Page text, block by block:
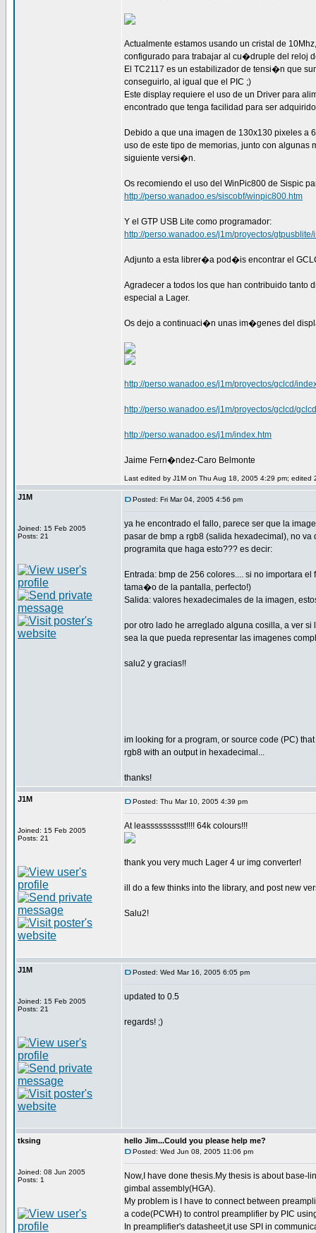
Actualmente estamos usando un cristal de
configurado para trabajar al cu�druple del reloj
El TC2117 es un estabilizador de tensi�n que
conseguirlo, al igual que el PIC ;)
Este display requiere el uso de un Driver para
encontrado que tenga facilidad para ser
Debido a que una imagen de 130x130 pixeles a
uso de este tipo de memorias, junto con
siguiente versi�n.
Os recomiendo el uso del WinPic800 de Sispic
http://perso.wanadoo.es/siscobf/winpic800.htm
Y el GTP USB Lite como programador:
http://perso.wanadoo.es/j1m/proyectos/gtpusblite/
Adjunto a esta librer�a pod�is encontrar el
Agradecer a todos los que han contribuido tanto
especial a Lager.
Os dejo a continuaci�n unas im�genes del
http://perso.wanadoo.es/j1m/proyectos/gclcd/
http://perso.wanadoo.es/j1m/proyectos/gclcd/
http://perso.wanadoo.es/j1m/index.htm
Jaime Fern�ndez-Caro Belmonte
Last edited by J1M on Thu Aug 18, 2005 4:29 pm; edited
J1M
Joined: 15 Feb 2005
Posts: 21
Posted: Fri Mar 04, 2005 4:56 pm
ya he encontrado el fallo, parece ser que la
pasar de bmp a rgb8 (salida hexadecimal), no
programita que haga esto??? es decir:
Entrada: bmp de 256 colores.... si no importara
tama�o de la pantalla, perfecto!)
Salida: valores hexadecimales de la imagen,
por otro lado he arreglado alguna cosilla, a ver
sea la que pueda representar las imagenes
salu2 y gracias!!
im looking for a program, or source code (PC)
rgb8 with an output in hexadecimal...
thanks!
J1M
Joined: 15 Feb 2005
Posts: 21
Posted: Thu Mar 10, 2005 4:39 pm
At leassssssssst!!!! 64k colours!!!
thank you very much Lager 4 ur img converter!
ill do a few thinks into the library, and post new
Salu2!
J1M
Joined: 15 Feb 2005
Posts: 21
Posted: Wed Mar 16, 2005 6:05 pm
updated to 0.5
regards! ;)
tksing
Joined: 08 Jun 2005
Posts: 1
hello Jim...Could you please help me?
Posted: Wed Jun 08, 2005 11:06 pm
Now,I have done thesis.My thesis is about base-
gimbal assembly(HGA).
My problem is I have to connect between
a code(PCWH) to control preamplifier by PIC
In preamplifier's datasheet,it use SPI in